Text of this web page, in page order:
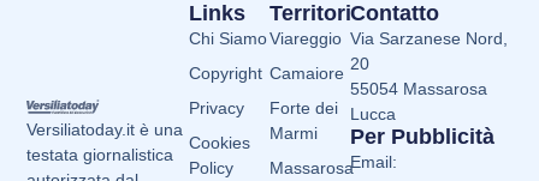
Versiliatoday.it è una
testata giornalistica
Territori
Viareggio
Camaiore
Forte dei
Marmi
Massarosa
Links
Chi Siamo
Copyright
Privacy
Cookies
Policy
Contatto
Via Sarzanese Nord,
20
55054 Massarosa
Lucca
Per Pubblicità
Email: